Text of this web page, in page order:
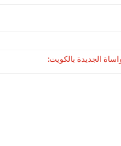
الجديدة بالكويت: